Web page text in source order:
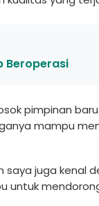
Beroperasi
pimpinan baru
mampu
juga kenal